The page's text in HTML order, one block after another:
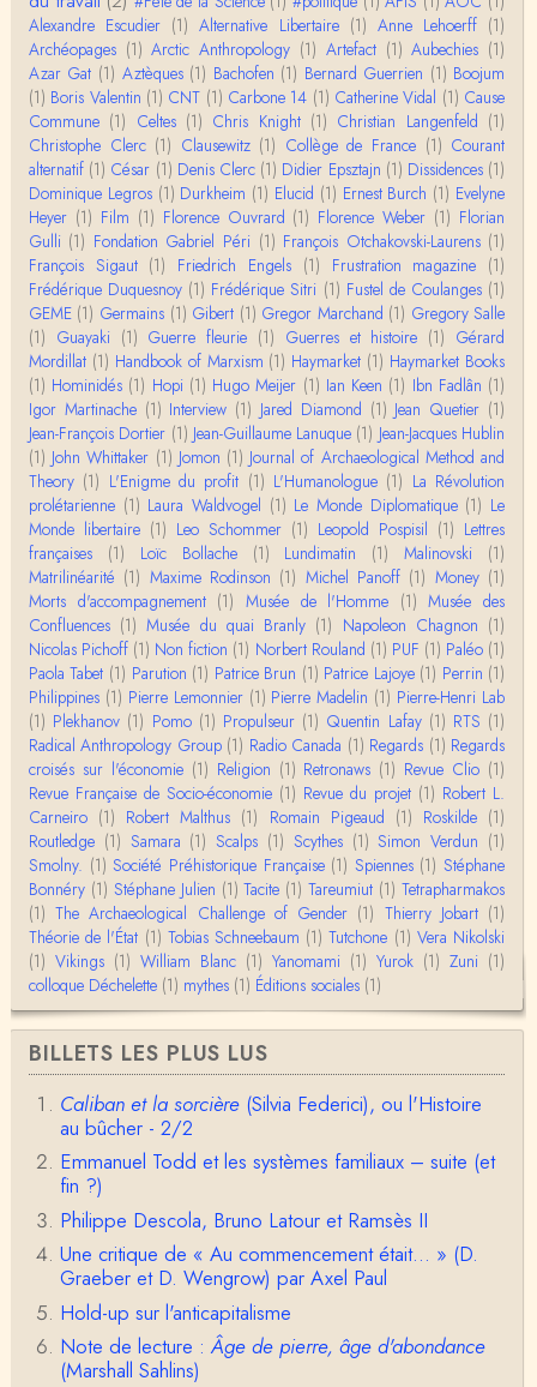
tu entends dans ton second point…
Claude Julien
« Nous n’avons pas cessé, de toute évidence, d’êt
re ‘ethnocentriques’. Mais nous n’en sommes pas m
oi…
Christophe Darmangeat
Encore une fois, l'histoire de la hiérarchie ne me s
emble pas être le bon angle de discussion – …
Christophe Darmangeat
Évidemment, de toute façon c'est toujours de ma f
aute. ;-)
Damian
Merci de ta réponse ! Pour les pénis, c'est de cell
es qu'on écarte, car dans une société pat…
Yves Le Dantec
Affligeant, ce documentaire. Ca me fait me deman
der : est-ce que tenter de revoir l'histoire des…
Boudjemaa Sedira
Merci pour cet article méthodique. En effet, les "b
âtons-à-fouir" qu'on a pu trouver a…
Momo
BonjourCette question de la remise en cause de l'i
mage classique de sociétés vivant essentiellem…
Anonymous
Merci pour votre conférence au collège de France
sur les femmes préhistoriques et la chasse, très c
l…
Anonymous
Bonjour,Merci pour l'article.Vous dîtes : "Pourquoi,
en tant qu’êtres humains, devrions-nou…
Christophe Darmangeat
Envoyez moi un mail : cdarmangeat@gmail.com
anne hebrard
Bonjour, peut-on trouver maintenant le manuscrit d'Al
ain Testart de 2009, souvent cité ?
Claude Julien
Bonjour Monsieur,Récent abonné à votre blog, je vi
ens de lire votre dernière publication, qui m’a be…
Anonymous
1° Le message subliminal est celui-ci: il y a un sché
ma évolutif des sociétés, avec des stades infér…
Olivier Anselm
Une nouvelle fois, cher Christophe Darmangeat, m
erci pour l'intelligence et le sens salutaire de…
Alexandre Escudier (1) Alternative Libertaire (1) Anne Lehoerff (1)
Archéopages (1) Arctic Anthropology (1) Artefact (1) Aubechies (1)
Azar Gat (1) Aztèques (1) Bachofen (1) Bernard Guerrien (1) Boojum
(1) Boris Valentin (1) CNT (1) Carbone 14 (1) Catherine Vidal (1) Cause
Commune (1) Celtes (1) Chris Knight (1) Christian Langenfeld (1)
Christophe Clerc (1) Clausewitz (1) Collège de France (1) Courant
alternatif (1) César (1) Denis Clerc (1) Didier Epsztajn (1) Dissidences (1)
Dominique Legros (1) Durkheim (1) Elucid (1) Ernest Burch (1) Evelyne
Heyer (1) Film (1) Florence Ouvrard (1) Florence Weber (1) Florian
Gulli (1) Fondation Gabriel Péri (1) François Otchakovski-Laurens (1)
François Sigaut (1) Friedrich Engels (1) Frustration magazine (1)
Frédérique Duquesnoy (1) Frédérique Sitri (1) Fustel de Coulanges (1)
GEME (1) Germains (1) Gibert (1) Gregor Marchand (1) Gregory Salle
(1) Guayaki (1) Guerre fleurie (1) Guerres et histoire (1) Gérard
Mordillat (1) Handbook of Marxism (1) Haymarket (1) Haymarket Books
(1) Hominidés (1) Hopi (1) Hugo Meijer (1) Ian Keen (1) Ibn Fadlân (1)
Igor Martinache (1) Interview (1) Jared Diamond (1) Jean Quetier (1)
Jean-François Dortier (1) Jean-Guillaume Lanuque (1) Jean-Jacques Hublin
(1) John Whittaker (1) Jomon (1) Journal of Archaeological Method and
Theory (1) L'Enigme du profit (1) L'Humanologue (1) La Révolution
prolétarienne (1) Laura Waldvogel (1) Le Monde Diplomatique (1) Le
Monde libertaire (1) Leo Schommer (1) Leopold Pospisil (1) Lettres
françaises
(1) Loïc Bollache (1) Lundimatin (1) Malinovski
(1)
Matrilinéarité (1) Maxime Rodinson (1) Michel Panoff (1) Money (1)
Morts d'accompagnement (1) Musée de l'Homme (1) Musée des
Confluences (1) Musée du quai Branly (1) Napoleon Chagnon (1)
Nicolas Pichoff (1) Non fiction (1) Norbert Rouland (1) PUF (1) Paléo (1)
Paola Tabet (1) Parution (1) Patrice Brun (1) Patrice Lajoye (1) Perrin (1)
Philippines (1) Pierre Lemonnier (1) Pierre Madelin (1) Pierre-Henri Lab
(1) Plekhanov (1) Pomo (1) Propulseur (1) Quentin Lafay (1) RTS (1)
Radical Anthropology Group (1) Radio Canada (1) Regards (1) Regards
croisés sur l'économie (1) Religion (1) Retronaws (1) Revue Clio (1)
Revue Française de Socio-économie (1) Revue du projet (1) Robert L.
Carneiro (1) Robert Malthus (1) Romain Pigeaud (1) Roskilde (1)
Routledge (1) Samara (1) Scalps (1) Scythes (1) Simon Verdun (1)
Smolny. (1) Société Préhistorique Française (1) Spiennes (1) Stéphane
Bonnéry (1) Stéphane Julien (1) Tacite (1) Tareumiut (1) Tetrapharmakos
(1) The Archaeological Challenge of Gender (1) Thierry Jobart (1)
Théorie de l'État (1) Tobias Schneebaum (1) Tutchone (1) Vera Nikolski
(1) Vikings (1) William Blanc (1) Yanomami (1) Yurok (1) Zuni (1)
colloque Déchelette (1) mythes (1) Éditions sociales (1)
BILLETS LES PLUS LUS
Caliban et la sorcière(Silvia Federici), ou l'Histoire
au bûcher - 2/2
Emmanuel Todd et les systèmes familiaux – suite (et
fin ?)
Philippe Descola, Bruno Latour et Ramsès II
Une critique de « Au commencement était... » (D.
Graeber et D. Wengrow) par Axel Paul
Hold-up sur l'anticapitalisme
Note de lecture :Âge de pierre, âge d'abondance
(Marshall Sahlins)